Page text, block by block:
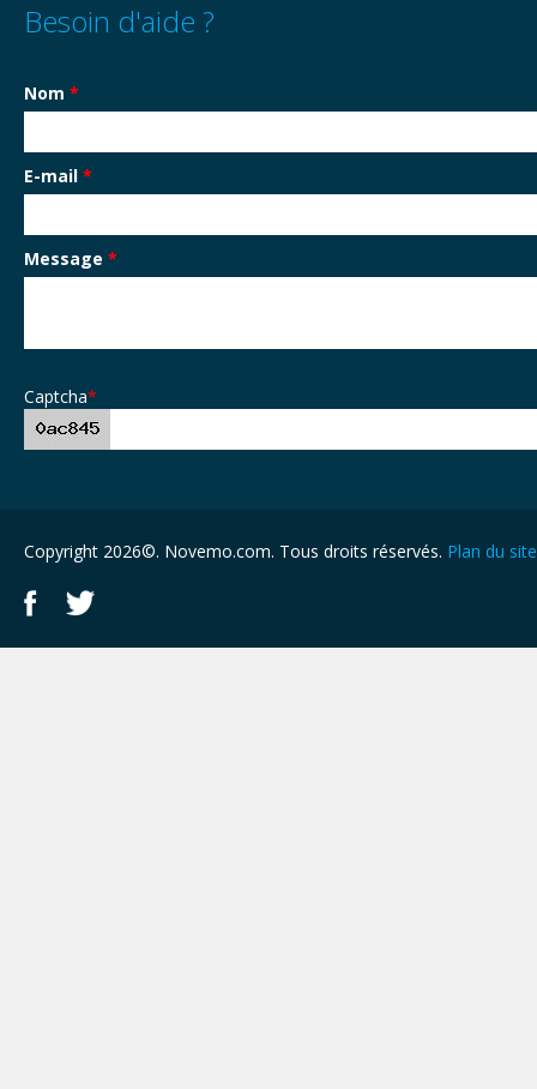
Besoin d'aide ?
Nom *
E-mail *
Message *
Captcha*
Copyright 2026©. Novemo.com. Tous droits réservés. Plan du site